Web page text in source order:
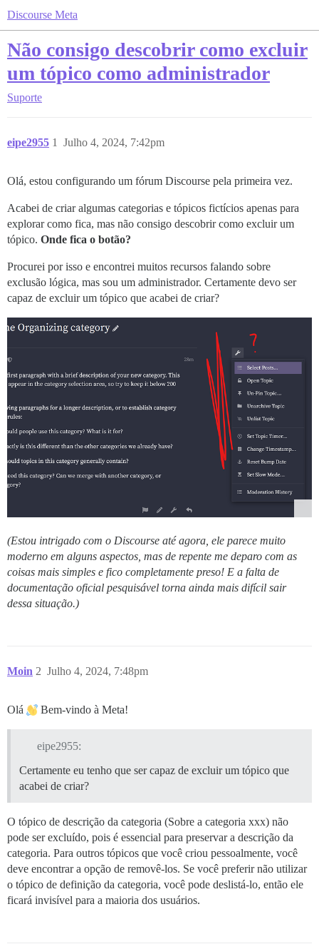
Discourse Meta
Não consigo descobrir como excluir
um tópico como administrador
Suporte
eipe2955 Julho 4, 2024, 7:42pm
1
Olá, estou configurando um fórum Discourse pela primeira vez.
Acabei de criar algumas categorias e tópicos fictícios apenas para
explorar como fica, mas não consigo descobrir como excluir um
tópico. Onde fica o botão?
Procurei por isso e encontrei muitos recursos falando sobre
exclusão lógica, mas sou um administrador. Certamente devo ser
capaz de excluir um tópico que acabei de criar?
(Estou intrigado com o Discourse até agora, ele parece muito
moderno em alguns aspectos, mas de repente me deparo com as
coisas mais simples e fico completamente preso! E a falta de
documentação oficial pesquisável torna ainda mais difícil sair
dessa situação.)
Moin Julho 4, 2024, 7:48pm
2
Olá Bem-vindo à Meta!
eipe2955:
Certamente eu tenho que ser capaz de excluir um tópico que
acabei de criar?
O tópico de descrição da categoria (Sobre a categoria xxx) não
pode ser excluído, pois é essencial para preservar a descrição da
categoria. Para outros tópicos que você criou pessoalmente, você
deve encontrar a opção de removê-los. Se você preferir não utilizar
o tópico de definição da categoria, você pode deslistá-lo, então ele
ficará invisível para a maioria dos usuários.